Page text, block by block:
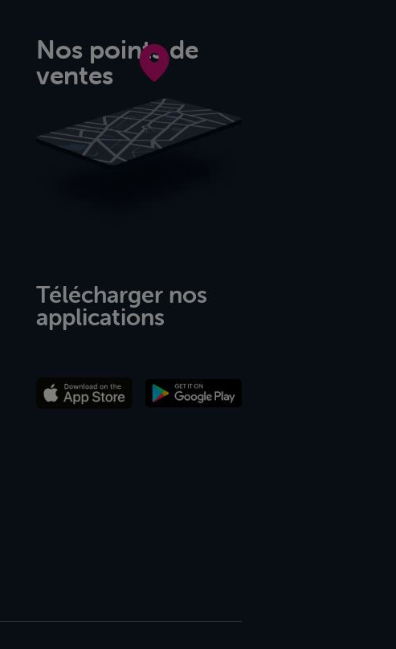
Nos points de
ventes
Télécharger nos
applications